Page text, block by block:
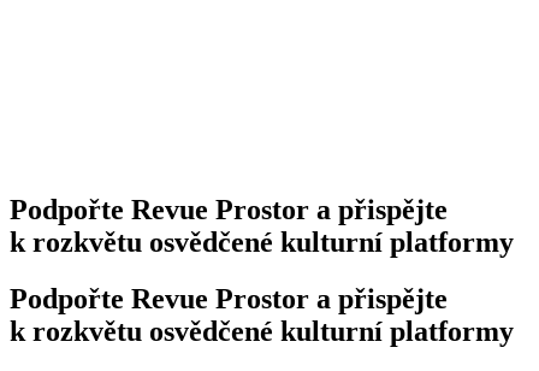
Podpořte Revue Prostor a přispějte
k rozkvětu osvědčené kulturní platformy
Podpořte Revue Prostor a přispějte
k rozkvětu osvědčené kulturní platformy